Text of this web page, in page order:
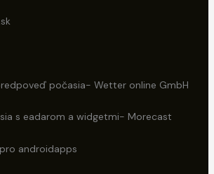
počasia- Wetter online GmbH
s eadarom a widgetmi- Morecast
androidapps